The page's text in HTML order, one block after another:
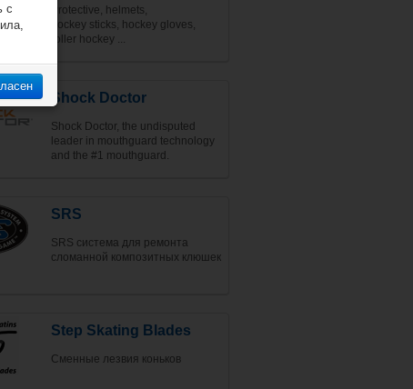
Protective, helmets,
hockey sticks, hockey gloves,
roller hockey ...
Shock Doctor
Shock Doctor, the undisputed
leader in mouthguard technology
and the #1 mouthguard.
SRS
SRS система для ремонта
сломанной композитных клюшек
Step Skating Blades
Сменные лезвия коньков
с